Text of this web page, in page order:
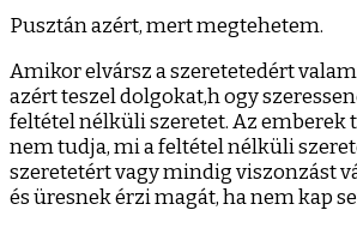
Pusztán azért, mert megtehetem.
Amikor elvársz a szeretetedért
azért teszel dolgokat,h ogy
feltétel nélküli szeretet. Az emberek
nem tudja, mi a feltétel nélküli
szeretetért vagy mindig viszonzást
és üresnek érzi magát, ha nem kap